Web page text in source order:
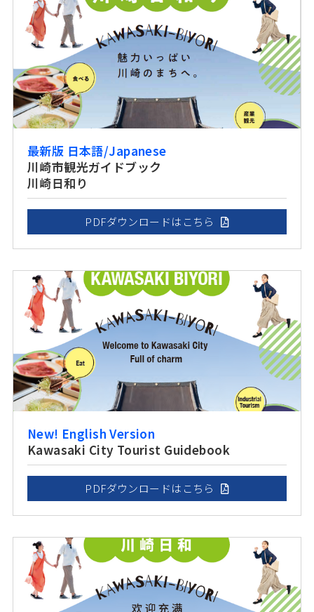
最新版 日本語/Japanese
川崎市観光ガイドブック
川崎日和り
PDFダウンロードはこちら
New! English Version
Kawasaki City Tourist Guidebook
PDFダウンロードはこちら